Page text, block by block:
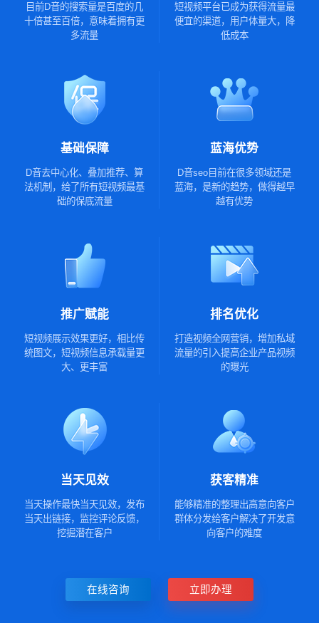
目前D音的搜索量是百度的几
十倍甚至百倍，意味着拥有更
多流量
短视频平台已成为获得流量最
便宜的渠道，用户体量大，降
低成本
基础保障
D音去中心化、叠加推荐、算
法机制，给了所有短视频最基
础的保底流量
蓝海优势
D音seo目前在很多领域还是
蓝海，是新的趋势，做得越早
越有优势
推广赋能
短视频展示效果更好，相比传
统图文，短视频信息承载量更
大、更丰富
排名优化
打造视频全网营销，增加私域
流量的引入提高企业产品视频
的曝光
当天见效
当天操作最快当天见效，发布
当天出链接，监控评论反馈，
挖掘潜在客户
获客精准
能够精准的整理出高意向客户
群体分发给客户解决了开发意
向客户的难度
在线咨询 立即办理